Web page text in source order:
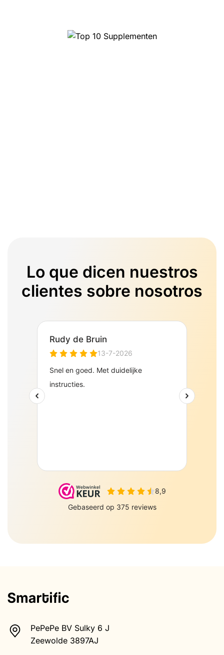
Lo que dicen nuestros
clientes sobre nosotros
PePePe BV Sulky 6 J
Zeewolde 3897AJ